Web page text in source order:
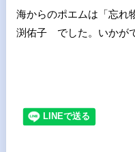
海からのポエムは「忘
渕佑子 でした。いかが